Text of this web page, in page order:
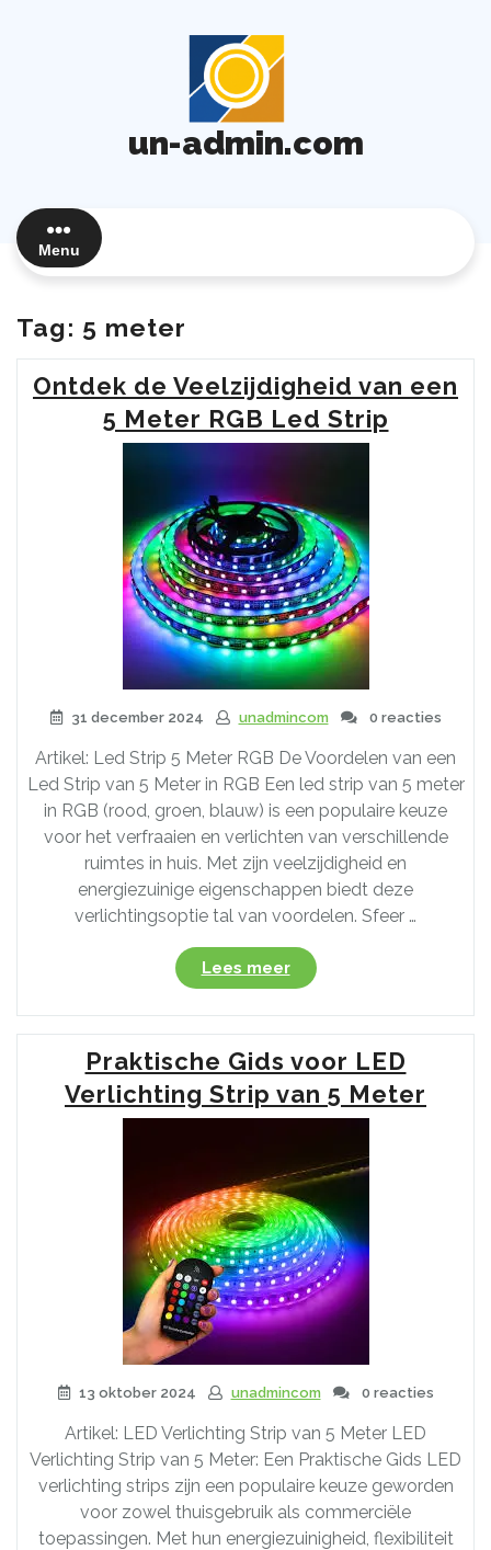
un-admin.com
Menu
Tag: 5 meter
Ontdek de Veelzijdigheid van een
5 Meter RGB Led Strip
31 december 2024 unadmincom 0 reacties
Artikel: Led Strip 5 Meter RGB De Voordelen van een
Led Strip van 5 Meter in RGB Een led strip van 5 meter
in RGB (rood, groen, blauw) is een populaire keuze
voor het verfraaien en verlichten van verschillende
ruimtes in huis. Met zijn veelzijdigheid en
energiezuinige eigenschappen biedt deze
verlichtingsoptie tal van voordelen. Sfeer …
Lees meer“Ontdek
de
Veelzijdigheid
van
een
5
Meter
Strip”
Praktische Gids voor LED
Verlichting Strip van 5 Meter
13 oktober 2024 unadmincom 0 reacties
Artikel: LED Verlichting Strip van 5 Meter LED
Verlichting Strip van 5 Meter: Een Praktische Gids LED
verlichting strips zijn een populaire keuze geworden
voor zowel thuisgebruik als commerciële
toepassingen. Met hun energiezuinigheid, flexibiliteit